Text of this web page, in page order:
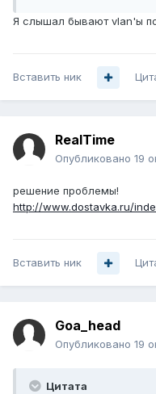
Я слышал бывают vlan'ы
Вставить ник
RealTime
Опубликовано 19
решение проблемы!
http://www.dostavka.ru/
Вставить ник
Goa_head
Опубликовано 19
Цитата